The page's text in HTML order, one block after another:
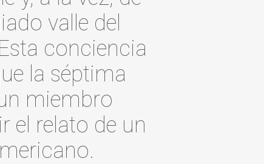
valle del
conciencia
la séptima
miembro
el relato de un